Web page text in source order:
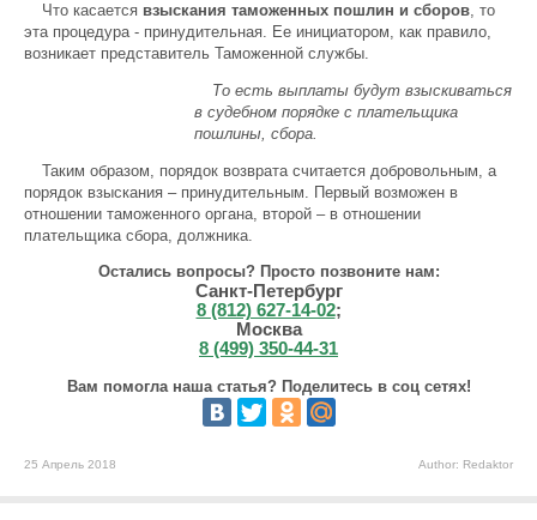
Что касается взыскания таможенных пошлин и сборов, то
эта процедура - принудительная. Ее инициатором, как правило,
возникает представитель Таможенной службы.
То есть выплаты будут взыскиваться
в судебном порядке с плательщика
пошлины, сбора.
Таким образом, порядок возврата считается добровольным, а
порядок взыскания – принудительным. Первый возможен в
отношении таможенного органа, второй – в отношении
плательщика сбора, должника.
Остались вопросы? Просто позвоните нам:
Санкт-Петербург
8 (812) 627-14-02;
Москва
8 (499) 350-44-31
Вам помогла наша статья? Поделитесь в соц сетях!
25 Апрель 2018 Author: Redaktor